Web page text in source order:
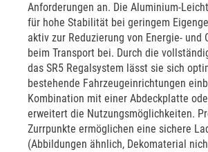
Anforderungen an. Die Aluminium-
für hohe Stabilität bei geringem
aktiv zur Reduzierung von Energie- und
beim Transport bei. Durch die
das SR5 Regalsystem lässt sie sich
bestehende Fahrzeugeinrichtungen
Kombination mit einer Abdeckplatte
erweitert die Nutzungsmöglichkeiten.
Zurrpunkte ermöglichen eine sichere
(Abbildungen ähnlich, Dekomaterial